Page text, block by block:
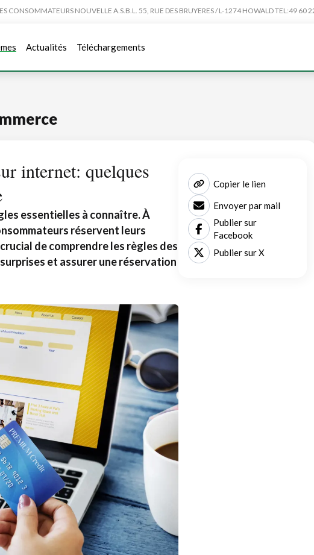
CONSOMMATEURS NOUVELLE A.S.B.L. 55, RUE DES BRUYERES / L-1274 HOWALD TEL:49 60
Actualités Téléchargements
internet: quelques
essentielles à connaître. À
réservent leurs
de comprendre les règles des
et assurer une réservation
Copier le lien
Envoyer par mail
Publier sur
Facebook
Publier sur X